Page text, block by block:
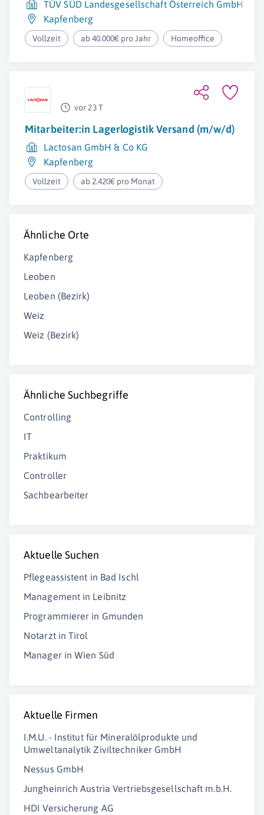
TÜV SÜD Landesgesellschaft Österreich GmbH
Kapfenberg
Vollzeit ab 40.000€ pro Jahr Homeoffice
vor 23 T
Mitarbeiter:in Lagerlogistik Versand (m/w/d)
Lactosan GmbH & Co KG
Kapfenberg
Vollzeit ab 2.420€ pro Monat
Ähnliche Orte
Kapfenberg
Leoben
Leoben (Bezirk)
Weiz
Weiz (Bezirk)
Ähnliche Suchbegriffe
Controlling
IT
Praktikum
Controller
Sachbearbeiter
Aktuelle Suchen
Pflegeassistent in Bad Ischl
Management in Leibnitz
Programmierer in Gmunden
Notarzt in Tirol
Manager in Wien Süd
Aktuelle Firmen
I.M.U. - Institut für Mineralölprodukte und
Umweltanalytik Ziviltechniker GmbH
Nessus GmbH
Jungheinrich Austria Vertriebsgesellschaft m.b.H.
HDI Versicherung AG